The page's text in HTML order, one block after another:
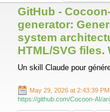
GitHub -
generator:
system
HTML/SVG
Un skill Claude pour
May 29, 2026 at 2:43:39
https://github.com/Cocoon-AI/